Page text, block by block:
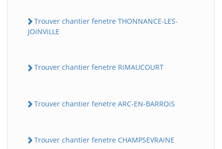
Trouver chantier fenetre THONNANCE-LES-
JOiNViLLE
Trouver chantier fenetre RiMAUCOURT
Trouver chantier fenetre ARC-EN-BARROiS
Trouver chantier fenetre CHAMPSEVRAiNE